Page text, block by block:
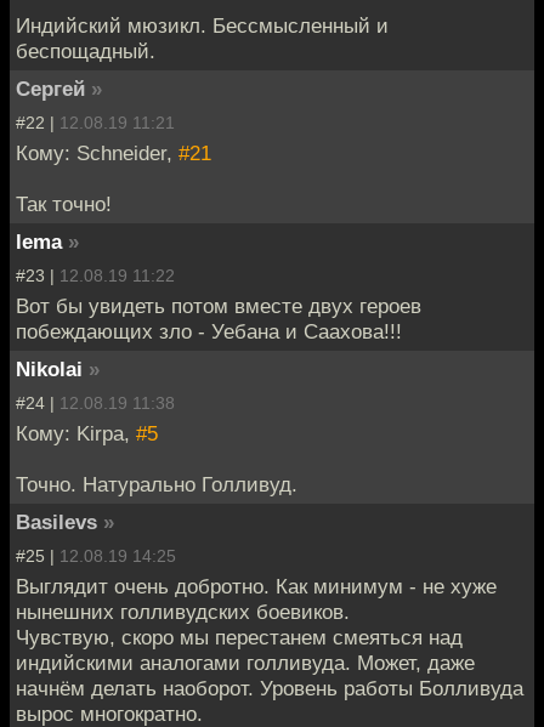
Индийский мюзикл. Бессмысленный и
беспощадный.
Cергей »
#22 | 12.08.19 11:21
Кому: Schneider, #21
Так точно!
lema »
#23 | 12.08.19 11:22
Вот бы увидеть потом вместе двух героев
побеждающих зло - Уебана и Саахова!!!
Nikolai »
#24 | 12.08.19 11:38
Кому: Kirpa, #5
Точно. Натурально Голливуд.
Basilevs »
#25 | 12.08.19 14:25
Выглядит очень добротно. Как минимум - не хуже
нынешних голливудских боевиков.
Чувствую, скоро мы перестанем смеяться над
индийскими аналогами голливуда. Может, даже
начнём делать наоборот. Уровень работы Болливуда
вырос многократно.